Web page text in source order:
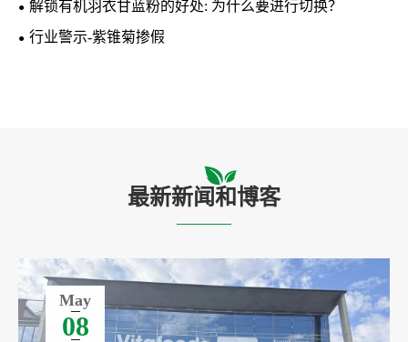
解锁有机羽衣甘蓝粉的好处: 为什么要进行切换？
行业警示-紫锥菊掺假
最新新闻和博客
May
08